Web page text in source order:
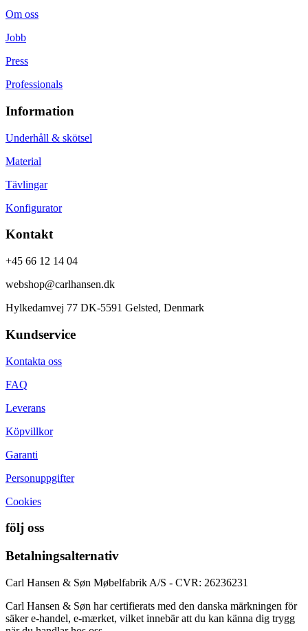
Om oss
Jobb
Press
Professionals
Information
Underhåll & skötsel
Material
Tävlingar
Konfigurator
Kontakt
+45 66 12 14 04
webshop@carlhansen.dk
Hylkedamvej 77 DK-5591 Gelsted, Denmark
Kundservice
Kontakta oss
FAQ
Leverans
Köpvillkor
Garanti
Personuppgifter
Cookies
följ oss
Betalningsalternativ
Carl Hansen & Søn Møbelfabrik A/S - CVR: 26236231
Carl Hansen & Søn har certifierats med den danska märkningen för
säker e-handel, e-mærket, vilket innebär att du kan känna dig trygg